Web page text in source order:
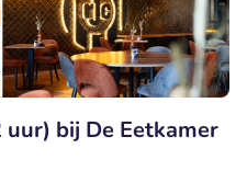
uur) bij De Eetkamer